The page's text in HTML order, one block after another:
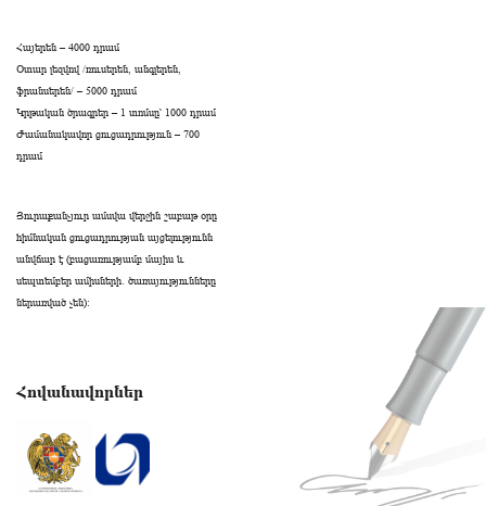
Հայերեն – 4000 դրամ
Օտար լեզվով /ռուսերեն, անգլերեն,
ֆրանսերեն/ – 5000 դրամ
Կրթական ծրագրեր – 1 տոմսը՝ 1000 դրամ
Ժամանակավոր ցուցադրություն – 700
դրամ
Յուրաքանչյուր ամսվա վերջին շաբաթ օրը
հիմնական ցուցադրության այցելությունն
անվճար է (բացառությամբ մայիս և
սեպտեմբեր ամիսների․ ծառայությունները
ներառված չեն):
Հովանավորներ